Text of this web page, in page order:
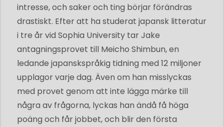
intresse, och saker och ting börjar förändras
drastiskt. Efter att ha studerat japansk litteratur
i tre år vid Sophia University tar Jake
antagningsprovet till Meicho Shimbun, en
ledande japanskspråkig tidning med 12 miljoner
upplagor varje dag. Även om han misslyckas
med provet genom att inte lägga märke till
några av frågorna, lyckas han ändå få höga
poäng och får jobbet, och blir den första